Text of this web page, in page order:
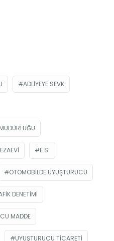
ADLIYEYE SEVK
E.S.
OTOMOBILDE UYUŞTURUCU
DENETIMI
MADDE
UYUŞTURUCU TICARETI